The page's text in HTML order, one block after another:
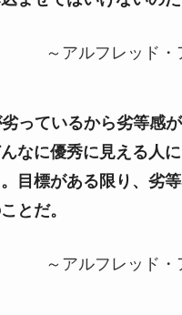
～アルフレッド・
っているから劣等感
なに優秀に見える人
目標がある限り、劣
とだ。
～アルフレッド・